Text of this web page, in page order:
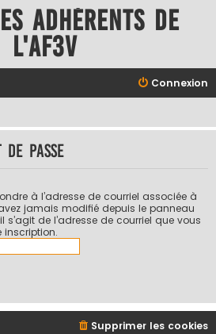
adhérents de
l'AF3V
Connexion
passe
à l’adresse de courriel associée à
jamais modifié depuis le panneau
s’agit de l’adresse de courriel que vous
inscription.
Supprimer les cookies